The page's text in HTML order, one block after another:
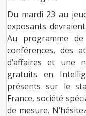
Du mardi 23 au
exposants
Au programme
conférences, des
d’affaires et une
gratuits en
présents sur le
France, société
de mesure.